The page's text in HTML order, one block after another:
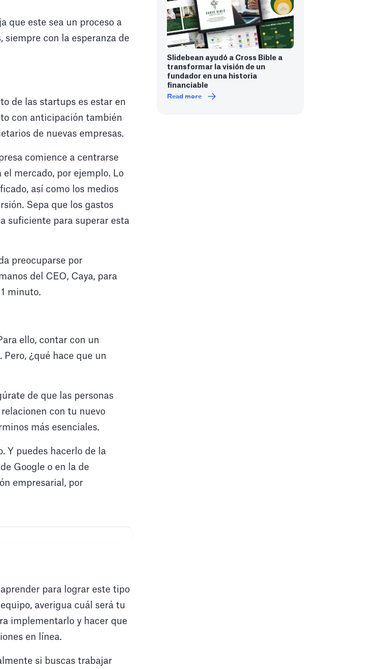
que este sea un proceso a
con la esperanza de
de las startups es estar en
con anticipación también
de nuevas empresas.
comience a centrarse
mercado, por ejemplo. Lo
así como los medios
Sepa que los gastos
suficiente para superar esta
preocuparse por
del CEO, Caya, para
minuto.
ello, contar con un
¿qué hace que un
de que las personas
con tu nuevo
más esenciales.
Y puedes hacerlo de la
Google o en la de
empresarial, por
para lograr este tipo
averigua cuál será tu
implementarlo y hacer que
en línea.
si buscas trabajar
Slidebean ayudó a Cross Bible a
transformar la visión de un
fundador en una historia
financiable
Read more